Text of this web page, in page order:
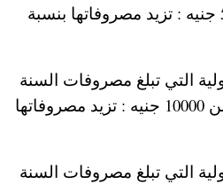
3000 جنيه لأقل من 5000 جنيه : تزيد مصروفاتها بنسبة
التي تبلغ مصروفات السنة
بها من 5000 جنيه لأقل من 10000 جنيه : تزيد مصروفاتها
التي تبلغ مصروفات السنة